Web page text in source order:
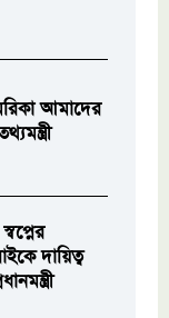
আমাদের
দায়িত্ব